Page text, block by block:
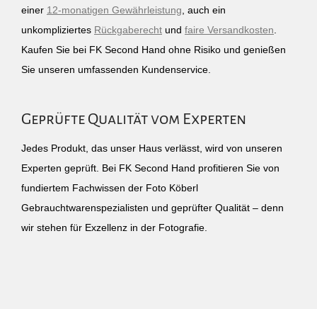
einer 12-monatigen Gewährleistung , auch ein
unkompliziertes Rückgaberecht und faire Versandkosten
Kaufen Sie bei FK Second Hand ohne Risiko und genießen
Sie unseren umfassenden Kundenservice.
Geprüfte Qualität vom Experten
Jedes Produkt, das unser Haus verlässt, wird von unseren
Experten geprüft. Bei FK Second Hand profitieren Sie von
fundiertem Fachwissen der Foto Köberl
Gebrauchtwarenspezialisten und geprüfter Qualität – denn
wir stehen für Exzellenz in der Fotografie.